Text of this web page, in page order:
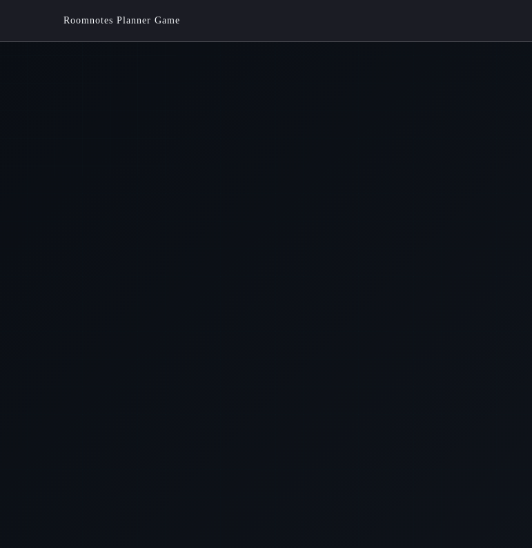
Roomnotes Planner Game